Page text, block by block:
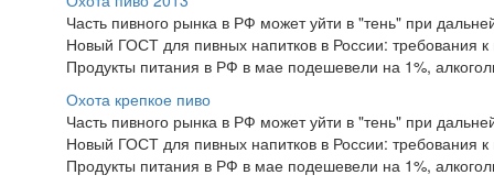
Часть пивного рынка в РФ может уйти в "тень" при
Новый ГОСТ для пивных напитков в России: требования к
Продукты питания в РФ в мае подешевели на 1%,
Охота крепкое пиво
Часть пивного рынка в РФ может уйти в "тень" при
Новый ГОСТ для пивных напитков в России: требования к
Продукты питания в РФ в мае подешевели на 1%,